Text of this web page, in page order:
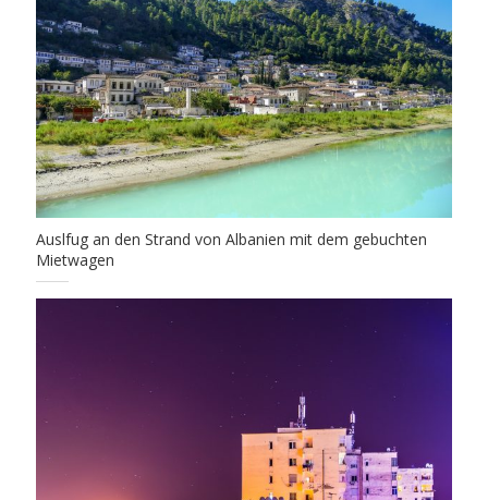
Auslfug an den Strand von Albanien mit dem gebuchten
Mietwagen